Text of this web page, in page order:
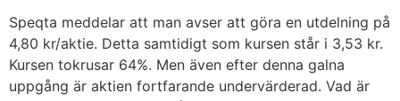
Speqta meddelar att man avser att göra en utdelning på
4,80 kr/aktie. Detta samtidigt som kursen står i 3,53 kr.
Kursen tokrusar 64%. Men även efter denna galna
uppgång är aktien fortfarande undervärderad. Vad är